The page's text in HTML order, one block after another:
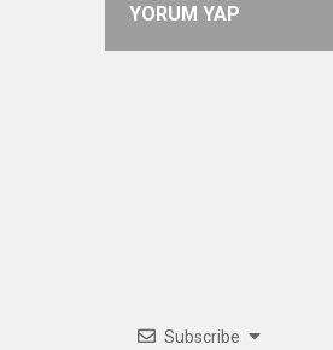
YORUM YAP
Subscribe